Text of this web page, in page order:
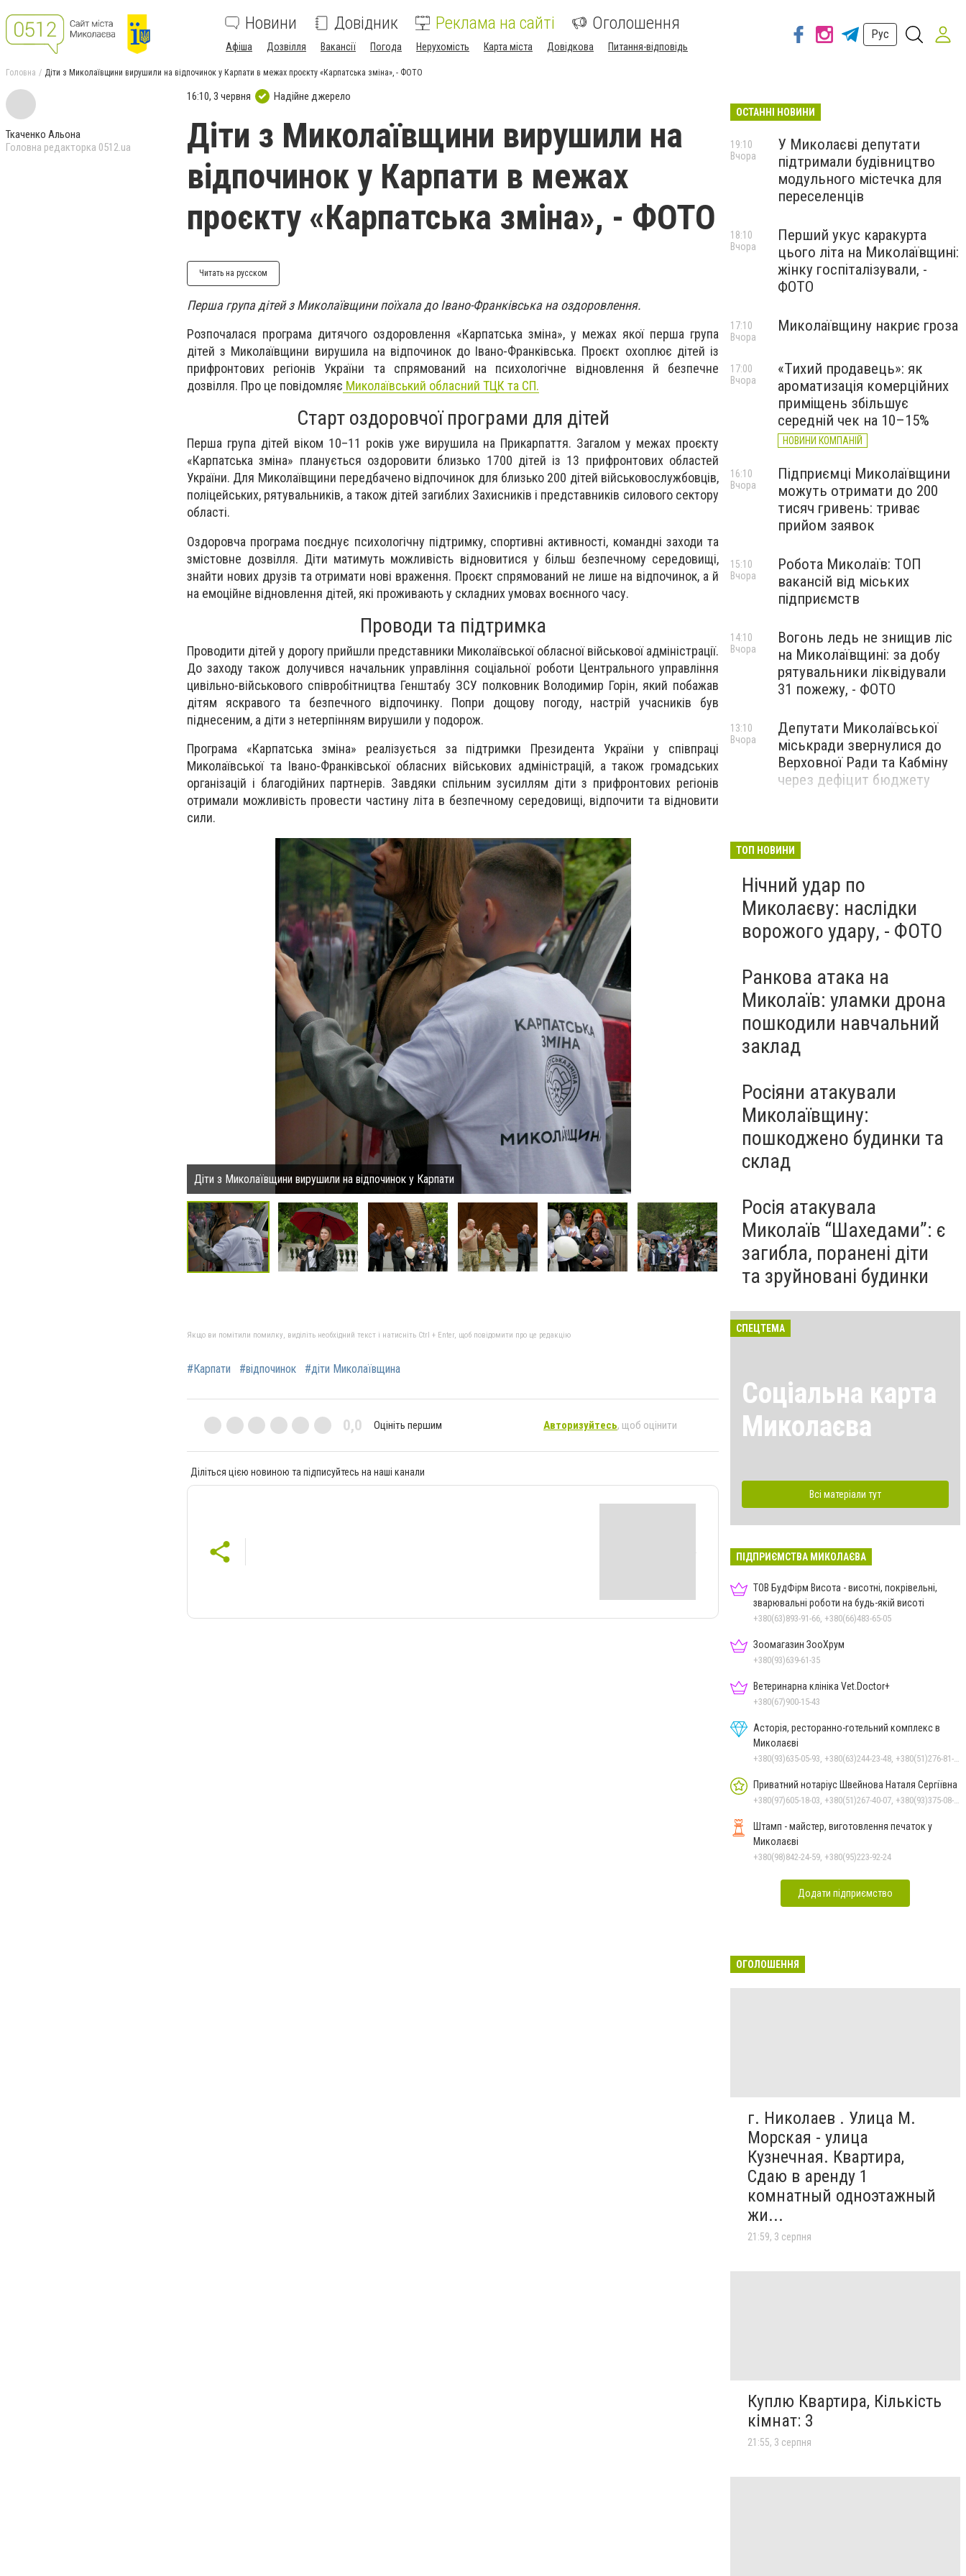
Новини Довідник Реклама на сайті Оголошення
Афіша Дозвілля Вакансії Погода Нерухомість Карта міста Довідкова Питання-відповідь
Рус
Головна Діти з Миколаївщини вирушили на відпочинок у Карпати в межах проєкту «Карпатська зміна», - ФОТО
Ткаченко Альона
Головна редакторка 0512.ua
16:10, 3 червня Надійне джерело
Діти з Миколаївщини вирушили на
відпочинок у Карпати в межах
проєкту «Карпатська зміна», - ФОТО
Читать на русском
Перша група дітей з Миколаївщини поїхала до Івано-Франківська на оздоровлення.
Розпочалася програма дитячого оздоровлення «Карпатська зміна», у межах якої перша група
дітей з Миколаївщини вирушила на відпочинок до Івано-Франківська. Проєкт охоплює дітей із
прифронтових регіонів України та спрямований на психологічне відновлення й безпечне
дозвілля. Про це повідомляє Миколаївський обласний ТЦК та СП.
Старт оздоровчої програми для дітей
Перша група дітей віком 10–11 років уже вирушила на Прикарпаття. Загалом у межах проєкту
«Карпатська зміна» планується оздоровити близько 1700 дітей із 13 прифронтових областей
України. Для Миколаївщини передбачено відпочинок для близько 200 дітей військовослужбовців,
поліцейських, рятувальників, а також дітей загиблих Захисників і представників силового сектору
області.
Оздоровча програма поєднує психологічну підтримку, спортивні активності, командні заходи та
змістовне дозвілля. Діти матимуть можливість відновитися у більш безпечному середовищі,
знайти нових друзів та отримати нові враження. Проєкт спрямований не лише на відпочинок, а й
на емоційне відновлення дітей, які проживають у складних умовах воєнного часу.
Проводи та підтримка
Проводити дітей у дорогу прийшли представники Миколаївської обласної військової адміністрації.
До заходу також долучився начальник управління соціальної роботи Центрального управління
цивільно-військового співробітництва Генштабу ЗСУ полковник Володимир Горін, який побажав
дітям яскравого та безпечного відпочинку. Попри дощову погоду, настрій учасників був
піднесеним, а діти з нетерпінням вирушили у подорож.
Програма «Карпатська зміна» реалізується за підтримки Президента України у співпраці
Миколаївської та Івано-Франківської обласних військових адміністрацій, а також громадських
організацій і благодійних партнерів. Завдяки спільним зусиллям діти з прифронтових регіонів
отримали можливість провести частину літа в безпечному середовищі, відпочити та відновити
сили.
Діти з Миколаївщини вирушили на відпочинок у Карпати
Якщо ви помітили помилку, виділіть необхідний текст і натисніть Ctrl + Enter, щоб повідомити про це редакцію
#Карпати #відпочинок #діти Миколаївщина
0,0 Оцініть першим Авторизуйтесь, щоб оцінити
Діліться цією новиною та підписуйтесь на наші канали
ОСТАННІ НОВИНИ
У Миколаєві депутати
підтримали будівництво
модульного містечка для
переселенців
19:10
Вчора
Перший укус каракурта
цього літа на Миколаївщині:
жінку госпіталізували, -
ФОТО
18:10
Вчора
Миколаївщину накриє гроза
17:10
Вчора
«Тихий продавець»: як
ароматизація комерційних
приміщень збільшує
середній чек на 10–15%
НОВИНИ КОМПАНІЙ
17:00
Вчора
Підприємці Миколаївщини
можуть отримати до 200
тисяч гривень: триває
прийом заявок
16:10
Вчора
Робота Миколаїв: ТОП
вакансій від міських
підприємств
15:10
Вчора
Вогонь ледь не знищив ліс
на Миколаївщині: за добу
рятувальники ліквідували
31 пожежу, - ФОТО
14:10
Вчора
Депутати Миколаївської
міськради звернулися до
Верховної Ради та Кабміну
через дефіцит бюджету
13:10
Вчора
ТОП НОВИНИ
Нічний удар по
Миколаєву: наслідки
ворожого удару, - ФОТО
Ранкова атака на
Миколаїв: уламки дрона
пошкодили навчальний
заклад
Росіяни атакували
Миколаївщину:
пошкоджено будинки та
склад
Росія атакувала
Миколаїв “Шахедами”: є
загибла, поранені діти
та зруйновані будинки
СПЕЦТЕМА
Соціальна карта
Миколаєва
Всі матеріали тут
ПІДПРИЄМСТВА МИКОЛАЄВА
ТОВ БудФірм Висота - висотні, покрівельні,
зварювальні роботи на будь-якій висоті
+380(63)893-91-66, +380(66)483-65-05
Зоомагазин ЗооХрум
+380(93)639-61-35
Ветеринарна клініка Vet.Doctor+
+380(67)900-15-43
Асторія, ресторанно-готельний комплекс в
Миколаєві
Приватний нотаріус Швейнова Наталя Сергіївна
Штамп - майстер, виготовлення печаток у
Миколаєві
+380(98)842-24-59, +380(95)223-92-24
Додати підприємство
ОГОЛОШЕННЯ
г. Николаев . Улица М.
Морская - улица
Кузнечная. Квартира,
Сдаю в аренду 1
комнатный одноэтажный
жи...
21:59, 3 серпня
Куплю Квартира, Кількість
кімнат: 3
21:55, 3 серпня